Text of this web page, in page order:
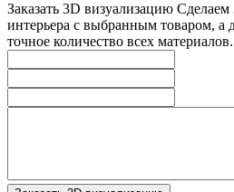
Заказать 3D визуализацию Сделаем
интерьера с выбранным товаром, а
точное количество всех материалов.